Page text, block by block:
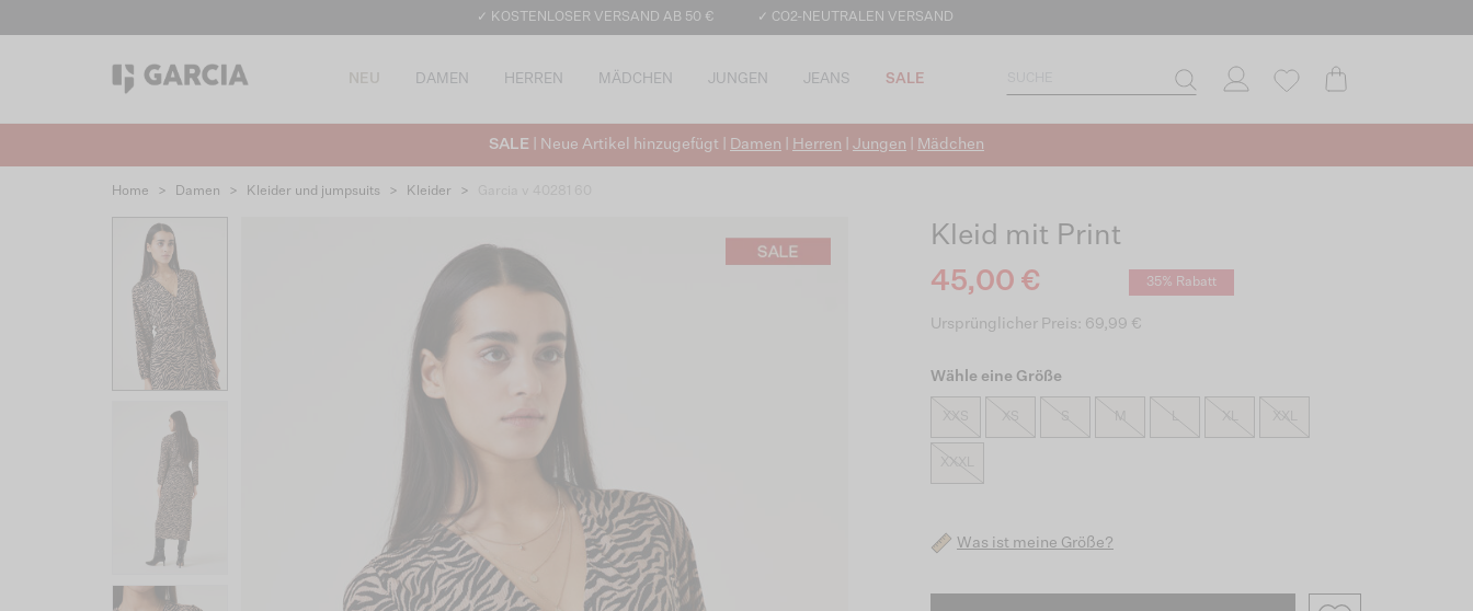
✓ KOSTENLOSER VERSAND AB 50 € ✓ CO2-NEUTRALEN VERSAND
NEU DAMEN HERREN MÄDCHEN JUNGEN JEANS SALE
SALE | Neue Artikel hinzugefügt | Damen Herren Jungen Mädchen
Home > Damen > Kleider und jumpsuits > Kleider >
Kleid mit Print
45,00 €
35% Rabatt
Ursprünglicher Preis: 69,99 €
Wähle eine Größe
XXS XS M XL XXL
XXXL
Was ist meine Größe?